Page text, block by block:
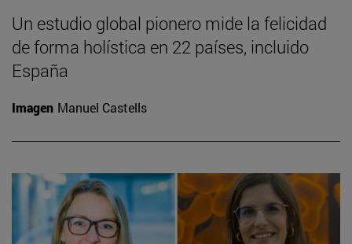
Un estudio global pionero mide la felicidad
de forma holística en 22 países, incluido
España
Imagen Manuel Castells